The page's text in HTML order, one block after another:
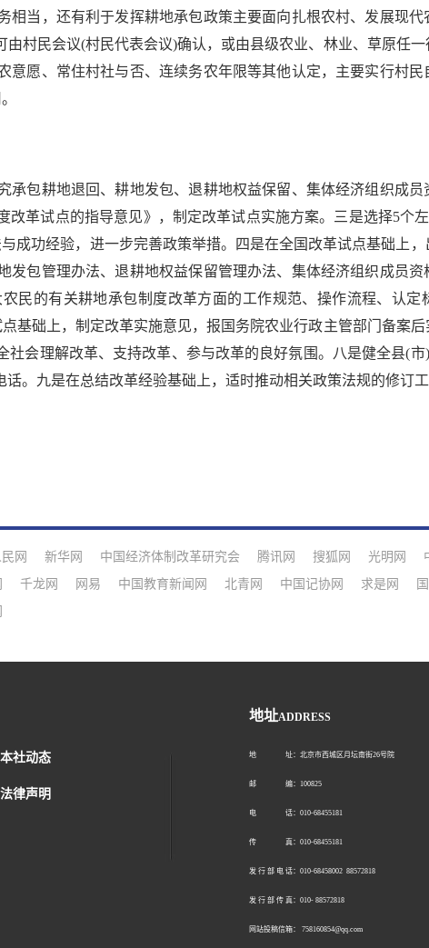
当，还有利于发挥耕地承包政策主要面向扎根农村、发展现
村民会议(村民代表会议)确认，或由县级农业、林业、草原任一
愿、常住村社与否、连续务农年限等其他认定，主要实行村
包耕地退回、耕地发包、退耕地权益保留、集体经济组织成员
革试点的指导意见》，制定改革试点实施方案。三是选择5个
成功经验，进一步完善政策举措。四是在全国改革试点基础上
包管理办法、退耕地权益保留管理办法、集体经济组织成员
民的有关耕地承包制度改革方面的工作规范、操作流程、认定
基础上，制定改革实施意见，报国务院农业行政主管部门备案
会理解改革、支持改革、参与改革的良好氛围。八是健全县(
。九是在总结改革经验基础上，适时推动相关政策法规的修订工
网 新华网 中国经济体制改革研究会 腾讯网 搜狐网 光明网
千龙网 网易 中国教育新闻网 北青网 中国记协网 求是网
本社动态
法律声明
地址ADDRESS
地 址：北京市西城区月坛南街26号院
邮 编：100825
电 话：010-68455181
传 真：010-68455181
发 行 部 电 话：010-68458002 88572818
发 行 部 传 真：010- 88572818
网站投稿信箱： 758160854@qq.com